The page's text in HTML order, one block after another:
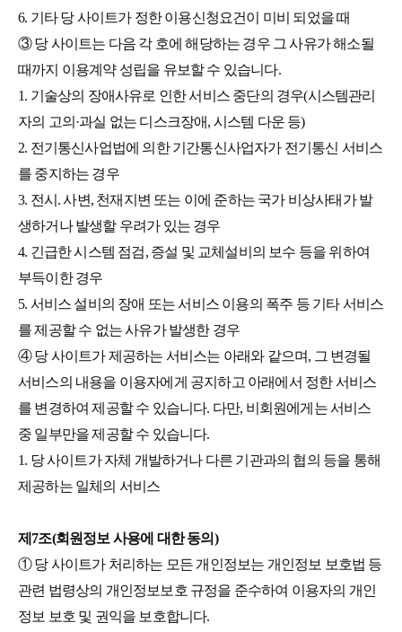
6. 기타 당 사이트가 정한 이용신청요건이 미비 되었을 때
③ 당 사이트는 다음 각 호에 해당하는 경우 그 사유가 해소될
때까지 이용계약 성립을 유보할 수 있습니다.
1. 기술상의 장애사유로 인한 서비스 중단의 경우(시스템관리
자의 고의·과실 없는 디스크장애, 시스템 다운 등)
2. 전기통신사업법에 의한 기간통신사업자가 전기통신 서비스
를 중지하는 경우
3. 전시. 사변, 천재지변 또는 이에 준하는 국가 비상사태가 발
생하거나 발생할 우려가 있는 경우
4. 긴급한 시스템 점검, 증설 및 교체설비의 보수 등을 위하여
부득이한 경우
5. 서비스 설비의 장애 또는 서비스 이용의 폭주 등 기타 서비스
를 제공할 수 없는 사유가 발생한 경우
④ 당 사이트가 제공하는 서비스는 아래와 같으며, 그 변경될
서비스의 내용을 이용자에게 공지하고 아래에서 정한 서비스
를 변경하여 제공할 수 있습니다. 다만, 비회원에게는 서비스
중 일부만을 제공할 수 있습니다.
1. 당 사이트가 자체 개발하거나 다른 기관과의 협의 등을 통해
제공하는 일체의 서비스
제7조(회원정보 사용에 대한 동의)
① 당 사이트가 처리하는 모든 개인정보는 개인정보 보호법 등
관련 법령상의 개인정보보호 규정을 준수하여 이용자의 개인
정보 보호 및 권익을 보호합니다.